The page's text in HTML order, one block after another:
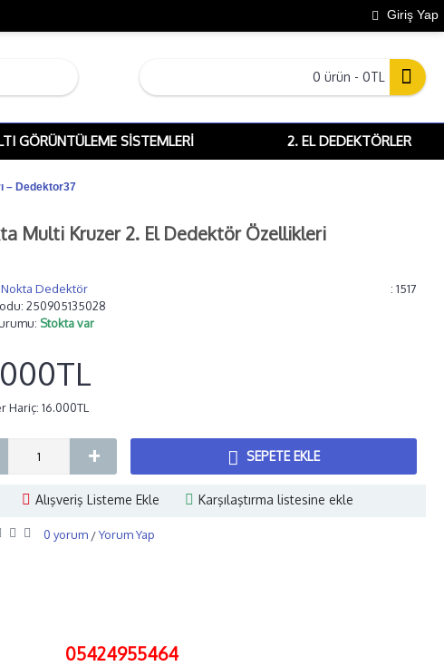
Giriş Yap
0 ürün - 0TL
GÖRÜNTÜLEME SISTEMLERI 2. EL DEDEKTÖRLER
– Dedektor37
Multi Kruzer 2. El Dedektör Özellikleri
: 1517
Nokta Dedektör
250905135028
Stokta var
Hariç: 16.000TL
+ SEPETE EKLE
Alışveriş Listeme Ekle Karşılaştırma listesine ekle
0 yorum /Yorum Yap
05424955464